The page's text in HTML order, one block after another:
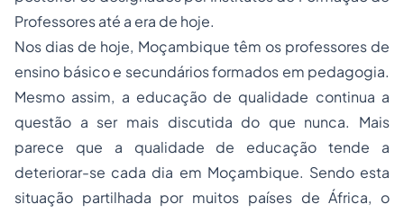
Professores até a era de hoje.
Nos dias de hoje, Moçambique têm os professores de
ensino básico e secundários formados em pedagogia.
Mesmo assim, a educação de qualidade continua a
questão a ser mais discutida do que nunca. Mais
parece que a qualidade de educação tende a
deteriorar-se cada dia em Moçambique. Sendo esta
situação partilhada por muitos países de África, o